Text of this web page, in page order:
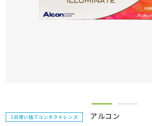
1日使い捨てコンタクトレンズ アルコン